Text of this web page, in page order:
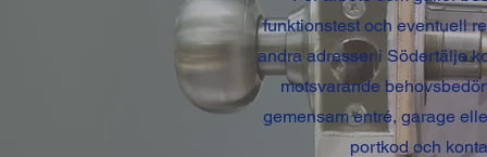
funktionstest och eventuell
andra adresser i Södertälje
motsvarande
gemensam entré, garage
portkod och